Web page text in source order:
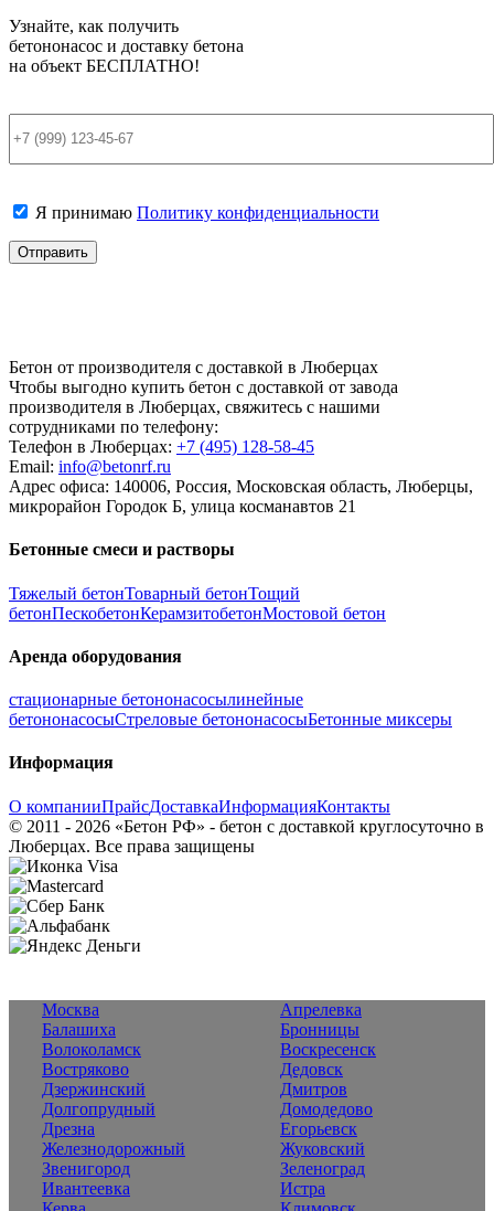
Узнайте, как получить
бетононасос и доставку бетона
на объект БЕСПЛАТНО!
Я принимаю Политику конфиденциальности
Бетон от производителя с доставкой в Люберцах
Чтобы выгодно купить бетон с доставкой от завода
производителя в Люберцах, свяжитесь с нашими
сотрудниками по телефону:
Телефон в Люберцах: +7 (495) 128-58-45
Email: info@betonrf.ru
Адрес офиса: 140006, Россия, Московская область, Люберцы,
микрорайон Городок Б, улица косманавтов 21
Бетонные смеси и растворы
Тяжелый бетонТоварный бетонТощий
бетонПескобетонКерамзитобетонМостовой бетон
Аренда оборудования
стационарные бетононасосылинейные
бетононасосыСтреловые бетононасосыБетонные миксеры
Информация
О компанииПрайсДоставкаИнформацияКонтакты
© 2011 - 2026 «Бетон РФ» - бетон с доставкой круглосуточно в
Люберцах. Все права защищены
Москва
Апрелевка
Балашиха
Бронницы
Волоколамск
Воскресенск
Востряково
Дедовск
Дзержинский
Дмитров
Долгопрудный
Домодедово
Дрезна
Егорьевск
Железнодорожный
Жуковский
Звенигород
Зеленоград
Ивантеевка
Истра